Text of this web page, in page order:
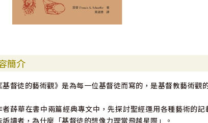
簡介
基督徒的藝術觀》是為每一位基督徒而寫的，是基督教藝術觀
者薛華在書中兩篇經典專文中，先探討聖經運用各種藝術的
訴讀者，為什麼「基督徒的想像力理當飛越星際」。